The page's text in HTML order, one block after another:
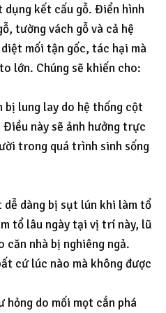
dụng kết cấu gỗ. Điển hình
tường vách gỗ và cả hệ
mối tận gốc, tác hại mà
lớn. Chúng sẽ khiến cho:
bị lung lay do hệ thống cột
này sẽ ảnh hưởng trực
trong quá trình sinh sống
dàng bị sụt lún khi làm tổ
tổ lâu ngày tại vị trí này, lũ
nhà bị nghiêng ngả.
cứ lúc nào mà không được
hỏng do mối mọt cắn phá